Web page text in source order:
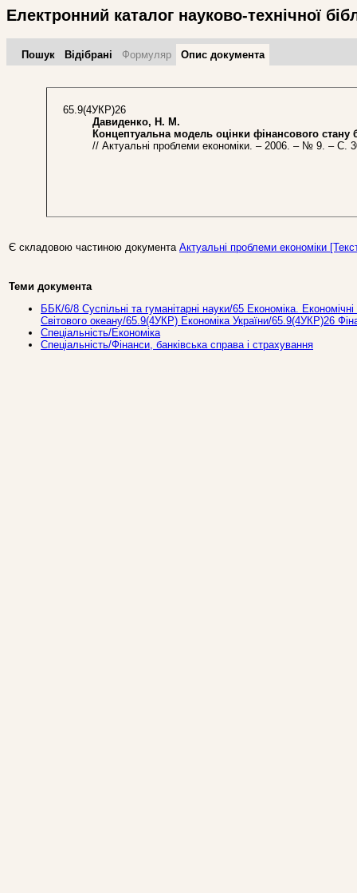
Електронний каталог науково-технічної
Пошук Відібрані Формуляр Опис документа
65.9(4УКР)26
Давиденко, Н. М.
Концептуальна модель оцінки фінансового стану
// Актуальні проблеми економіки. – 2006. – № 9. – С.
Є складовою частиною документа Актуальні проблеми економіки
Теми документа
ББК/6/8 Суспільні та гуманітарні науки/65 Економіка.
Світового океану/65.9(4УКР) Економіка України/65.9(4УКР)26
Спеціальність/Економіка
Спеціальність/Фінанси, банківська справа і страхування